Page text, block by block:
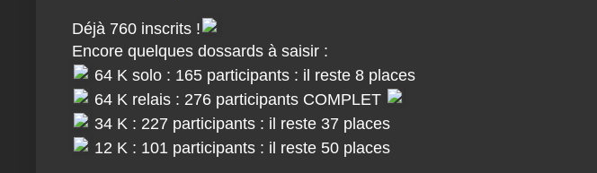
Déjà 760 inscrits !
Encore quelques dossards à saisir :
64 K solo : 165 participants : il reste 8 places
64 K relais : 276 participants COMPLET
34 K : 227 participants : il reste 37 places
12 K : 101 participants : il reste 50 places